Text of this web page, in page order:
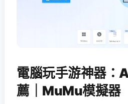
電腦玩手游神器
薦｜MuMu模擬器